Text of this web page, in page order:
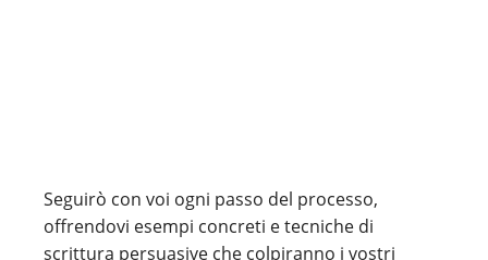
Seguirò con voi ogni passo del processo,
offrendovi esempi concreti e tecniche di
scrittura persuasive che colpiranno i vostri